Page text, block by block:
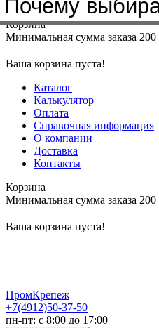
Меню+7(4912)50-37-50
Корзина
Минимальная сумма заказа 200
Ваша корзина пуста!
Каталог
Калькулятор
Оплата
Справочная информация
О компании
Доставка
Контакты
Корзина
Минимальная сумма заказа 200
Ваша корзина пуста!
ПромКрепеж
+7(4912)50-37-50
пн-пт: с 8:00 до 17:00
Почему